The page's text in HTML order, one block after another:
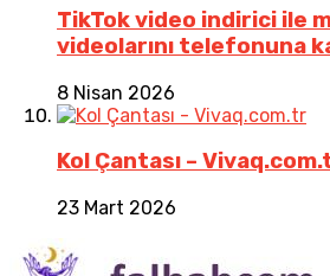
TikTok video indirici ile
videolarını telefonuna
8 Nisan 2026
Kol Çantası –
23 Mart 2026